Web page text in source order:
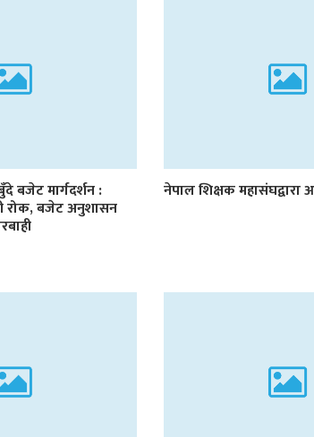
बजेट मार्गदर्शन :
रोक, बजेट अनुशासन
नेपाल शिक्षक